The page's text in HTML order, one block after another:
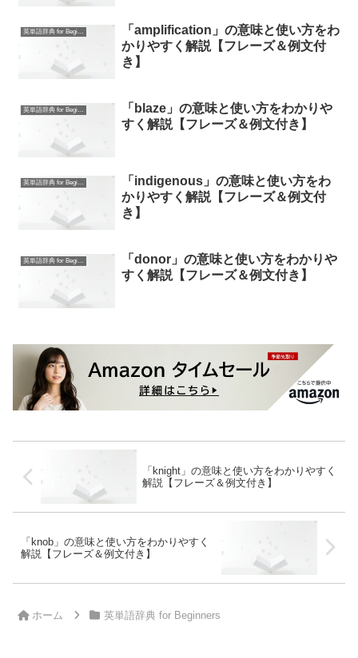
英単語辞典 for Beginners
「amplification」の意味と使い方をわ
かりやすく解説【フレーズ＆例文付
き】
英単語辞典 for Beginners
「blaze」の意味と使い方をわかりや
すく解説【フレーズ＆例文付き】
英単語辞典 for Beginners
「indigenous」の意味と使い方をわ
かりやすく解説【フレーズ＆例文付
き】
英単語辞典 for Beginners
「donor」の意味と使い方をわかりや
すく解説【フレーズ＆例文付き】
「knight」の意味と使い方をわかりやすく
解説【フレーズ＆例文付き】
「knob」の意味と使い方をわかりやすく
解説【フレーズ＆例文付き】
ホーム 英単語辞典 for Beginners